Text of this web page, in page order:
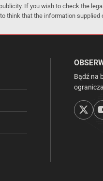
If you wish to check the
think that the information
Bądź na